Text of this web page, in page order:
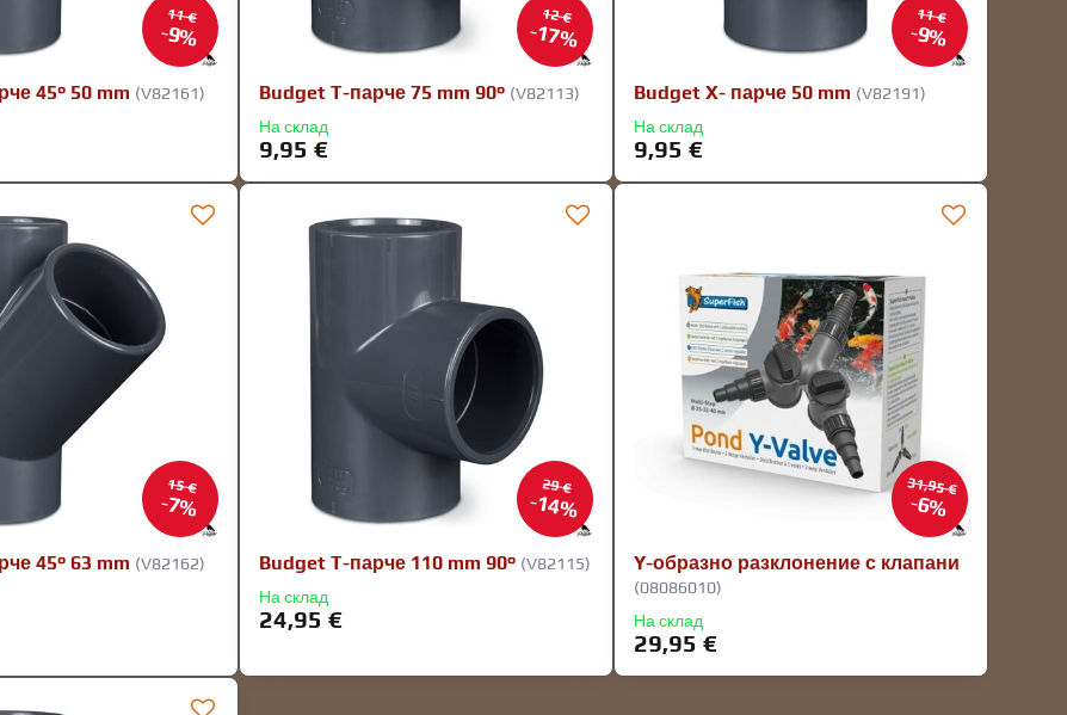
11 €
9%
45° 50 mm (V82161)
12 €
17%
Budget T-парче 75 mm 90° (V82113)
На склад
9,95 €
11 €
9%
Budget X- парче 50 mm (V82191)
На склад
9,95 €
15 €
7%
45° 63 mm (V82162)
29 €
14%
Budget T-парче 110 mm 90° (V82115)
На склад
24,95 €
31,95 €
6%
Y-образно разклонение с клапани
(08086010)
На склад
29,95 €